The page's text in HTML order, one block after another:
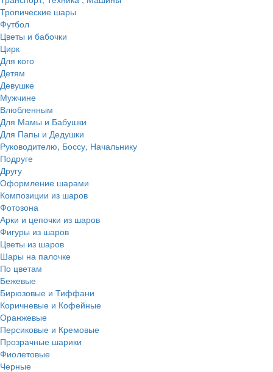
Тропические шары
Футбол
Цветы и бабочки
Цирк
Для кого
Детям
Девушке
Мужчине
Влюбленным
Для Мамы и Бабушки
Для Папы и Дедушки
Руководителю, Боссу, Начальнику
Подруге
Другу
Оформление шарами
Композиции из шаров
Фотозона
Арки и цепочки из шаров
Фигуры из шаров
Цветы из шаров
Шары на палочке
По цветам
Бежевые
Бирюзовые и Тиффани
Коричневые и Кофейные
Оранжевые
Персиковые и Кремовые
Прозрачные шарики
Фиолетовые
Черные